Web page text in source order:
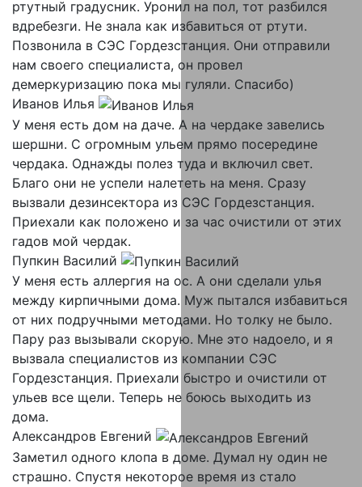
ртутный градусник. Уронил на пол, тот разбился
вдребезги. Не знала как избавиться от ртути.
Позвонила в СЭС Гордезстанция. Они отправили
нам своего специалиста, он провел
демеркуризацию пока мы гуляли. Спасибо)
Иванов Илья
У меня есть дом на даче. А на чердаке завелись
шершни. С огромным ульем прямо посередине
чердака. Однажды полез туда и включил свет.
Благо они не успели налететь на меня. Сразу
вызвали дезинсектора из СЭС Гордезстанция.
Приехали как положено и за час очистили от этих
гадов мой чердак.
Пупкин Василий
У меня есть аллергия на ос. А они сделали улья
между кирпичными дома. Муж пытался избавиться
от них подручными методами. Но толку не было.
Пару раз вызывали скорую. Мне это надоело, и я
вызвала специалистов из компании СЭС
Гордезстанция. Приехали быстро и очистили от
ульев все щели. Теперь не боюсь выходить из
дома.
Александров Евгений
Заметил одного клопа в доме. Думал ну один не
страшно. Спустя некоторое время из стало